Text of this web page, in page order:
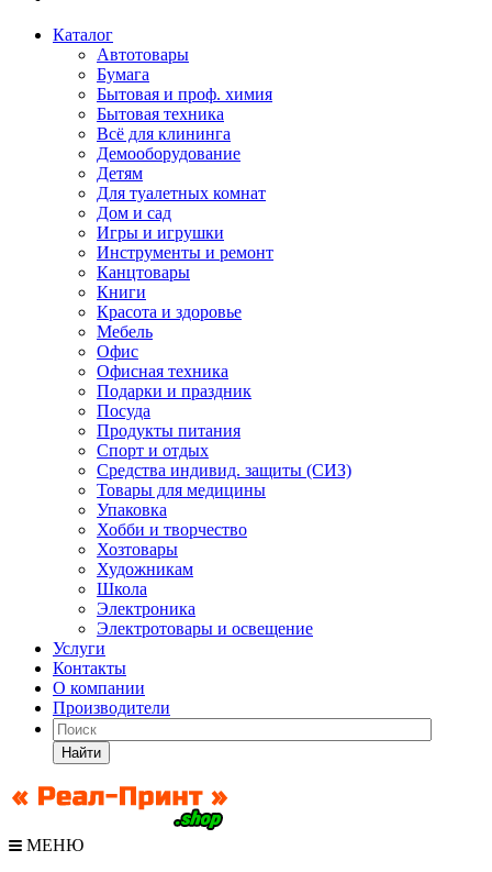
Каталог
Автотовары
Бумага
Бытовая и проф. химия
Бытовая техника
Всё для клининга
Демооборудование
Детям
Для туалетных комнат
Дом и сад
Игры и игрушки
Инструменты и ремонт
Канцтовары
Книги
Красота и здоровье
Мебель
Офис
Офисная техника
Подарки и праздник
Посуда
Продукты питания
Спорт и отдых
Средства индивид. защиты (СИЗ)
Товары для медицины
Упаковка
Хобби и творчество
Хозтовары
Художникам
Школа
Электроника
Электротовары и освещение
Услуги
Контакты
О компании
Производители
Найти
МЕНЮ